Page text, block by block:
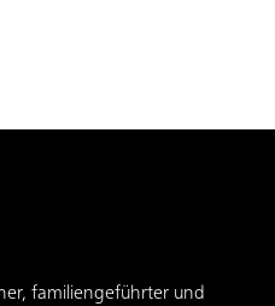
familiengeführter und